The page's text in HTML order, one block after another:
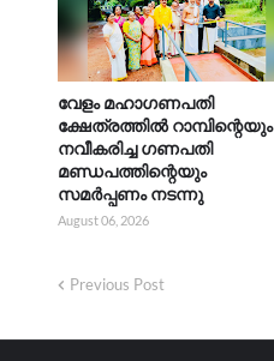
വേളം മഹാഗണപതി
ക്ഷേത്രത്തിൽ റാമ്പിന്റെയും
നവീകരിച്ച ഗണപതി
മണ്ഡപത്തിന്റെയും
സമർപ്പണം നടന്നു
August 06, 2026
Previous Post